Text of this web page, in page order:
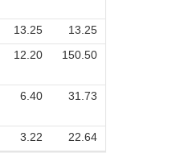
13.25
13.25
12.20 150.50
6.40 31.73
3.22 22.64